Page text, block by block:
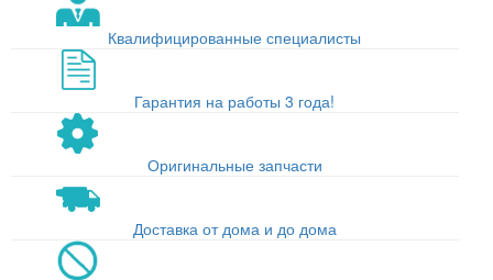
Квалифицированные специалисты
Гарантия на работы 3 года!
Оригинальные запчасти
Доставка от дома и до дома